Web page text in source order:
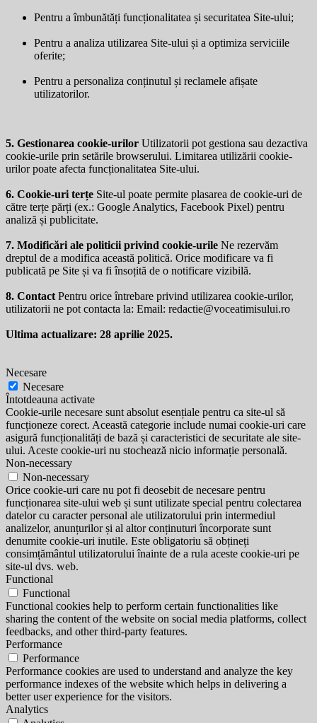
Pentru a îmbunătăți funcționalitatea și securitatea Site-ului;
Pentru a analiza utilizarea Site-ului și a optimiza serviciile
oferite;
Pentru a personaliza conținutul și reclamele afișate
utilizatorilor.
5. Gestionarea cookie-urilor Utilizatorii pot gestiona sau dezactiva
cookie-urile prin setările browserului. Limitarea utilizării cookie-
urilor poate afecta funcționalitatea Site-ului.
6. Cookie-uri terțe Site-ul poate permite plasarea de cookie-uri de
către terțe părți (ex.: Google Analytics, Facebook Pixel) pentru
analiză și publicitate.
7. Modificări ale politicii privind cookie-urile Ne rezervăm
dreptul de a modifica această politică. Orice modificare va fi
publicată pe Site și va fi însoțită de o notificare vizibilă.
8. Contact Pentru orice întrebare privind utilizarea cookie-urilor,
utilizatorii ne pot contacta la: Email: redactie@voceatimisului.ro
Ultima actualizare: 28 aprilie 2025.
Necesare
Necesare
Întotdeauna activate
Cookie-urile necesare sunt absolut esențiale pentru ca site-ul să
funcționeze corect. Această categorie include numai cookie-uri care
asigură funcționalități de bază și caracteristici de securitate ale site-
ului. Aceste cookie-uri nu stochează nicio informație personală.
Non-necessary
Non-necessary
Orice cookie-uri care nu pot fi deosebit de necesare pentru
funcționarea site-ului web și sunt utilizate special pentru colectarea
datelor cu caracter personal ale utilizatorului prin intermediul
analizelor, anunțurilor și al altor conținuturi încorporate sunt
denumite cookie-uri inutile. Este obligatoriu să obțineți
consimțământul utilizatorului înainte de a rula aceste cookie-uri pe
site-ul dvs. web.
Functional
Functional
Functional cookies help to perform certain functionalities like
sharing the content of the website on social media platforms, collect
feedbacks, and other third-party features.
Performance
Performance
Performance cookies are used to understand and analyze the key
performance indexes of the website which helps in delivering a
better user experience for the visitors.
Analytics